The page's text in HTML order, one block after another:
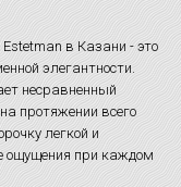
в Казани - это
элегантности.
несравненный
протяжении всего
легкой и
ощущения при каждом